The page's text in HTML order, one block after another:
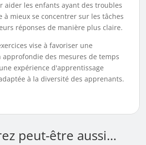
aider les enfants ayant des troubles
à mieux se concentrer sur les tâches
réponses de manière plus claire.
vise à favoriser une
approfondie des mesures de temps
expérience d'apprentissage
à la diversité des apprenants.
peut-être aussi…